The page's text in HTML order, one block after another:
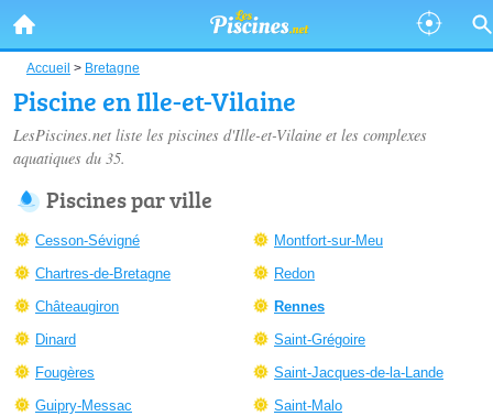
Accueil > Bretagne
Piscine en Ille-et-Vilaine
LesPiscines.net liste les piscines d'Ille-et-Vilaine et les complexes
aquatiques du 35.
Piscines par ville
Cesson-Sévigné
Chartres-de-Bretagne
Châteaugiron
Dinard
Fougères
Guipry-Messac
Montfort-sur-Meu
Redon
Rennes
Saint-Grégoire
Saint-Jacques-de-la-Lande
Saint-Malo